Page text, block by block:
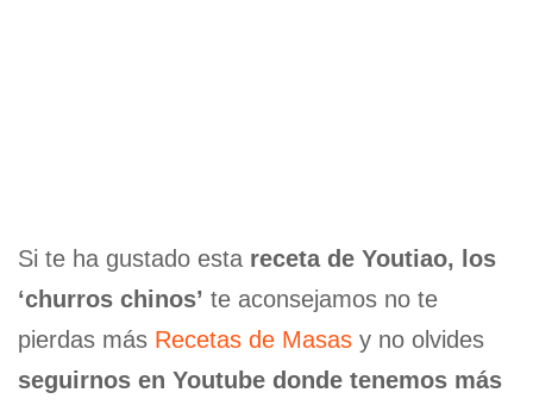
Si te ha gustado esta receta de Youtiao, los
‘churros chinos’ te aconsejamos no te
pierdas más Recetas de Masas y no olvides
seguirnos en Youtube donde tenemos más